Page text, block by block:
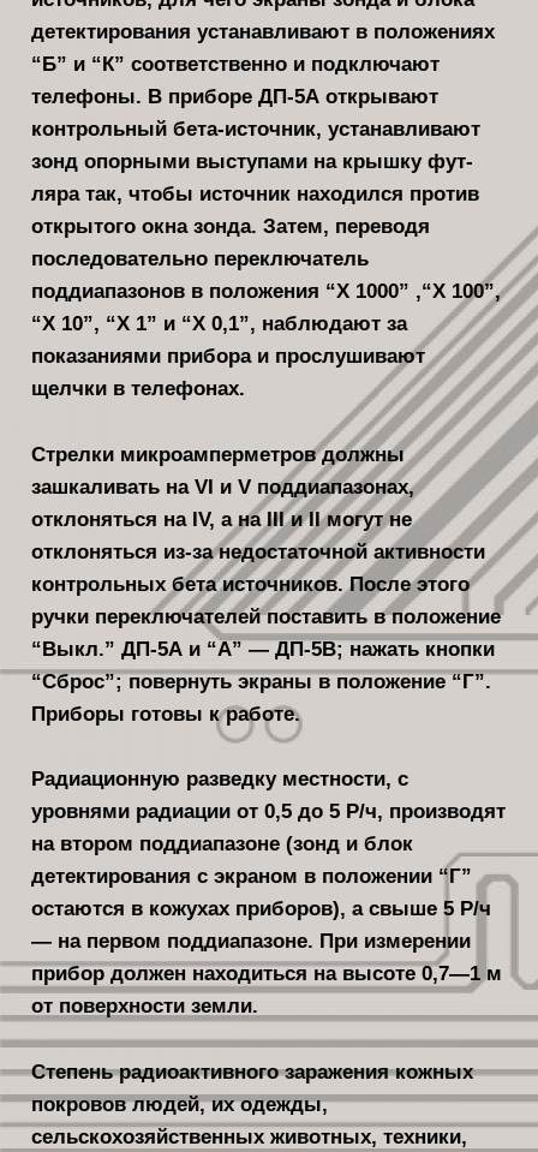
детектирования устанав­ливают в положениях
“Б” и “К” соот­ветственно и подключают
телефоны. В приборе ДП-5А открывают
контроль­ный бета-источник, устанавливают
зонд опорными выступами на крышку фут­
ляра так, чтобы источник находился против
открытого окна зонда. Затем, переводя
последовательно переключа­тель
поддиапазонов в положения “X 1000” ,“Х 100”,
“X 10”, “X 1” и “X 0,1”, наблюдают за
показаниями прибора и прослушивают
щелчки в телефонах.
Стрелки микроамперметров должны
зашкаливать на VI и V поддиапазонах,
отклоняться на IV, а на III и II могут не
отклоняться из-за недостаточной ак­тивности
контрольных бета источников. После этого
ручки переключателей поставить в положение
“Выкл.” ДП-5А и “А” — ДП-5В; нажать кнопки
“Сброс”; повернуть экраны в положе­ние “Г”.
Приборы готовы к работе.
Радиационную разведку местности, с
уровнями радиации от 0,5 до 5 Р/ч, производят
на втором поддиапазоне (зонд и блок
детектиро­вания с экраном в положении “Г”
оста­ются в кожухах приборов), а свыше 5 Р/ч
— на первом поддиапазоне. При измерении
прибор должен находиться на высоте 0,7—1 м
от поверхности земли.
Степень радиоактивного заражения кожных
покровов лю­дей, их одежды,
сельскохозяйственных животных, техники,